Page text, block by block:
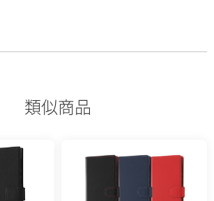
類似商品